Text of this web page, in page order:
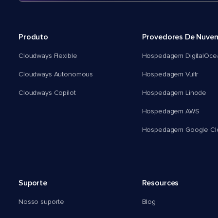
Produto
Cloudways Flexible
Cloudways Autonomous
Cloudways Copilot
Provedores De
Hospedagem
Hospedagem Vultr
Hospedagem Linode
Hospedagem AWS
Hospedagem Google
Suporte
Nosso suporte
Resources
Blog